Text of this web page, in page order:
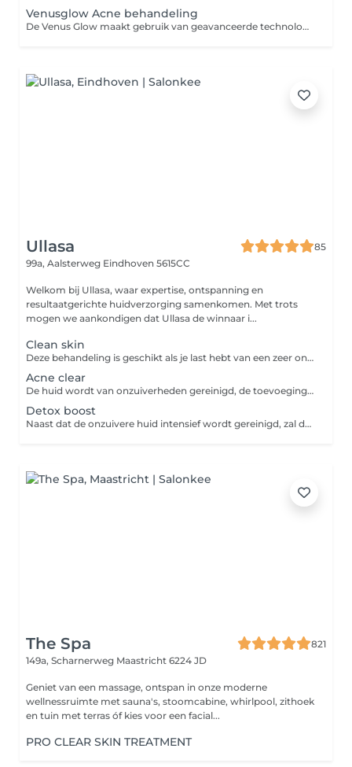
Venusglow Acne behandeling
De Venus Glow maakt gebruik van geavanceerde technologieën om de huidverzorgingservaring te verbeteren: Diepe Poriënbehandeling: De Venus Glow richt zich op het bereiken van de diepere poriën van de huid. Dit is van essentieel belang om onzuiverheden en overtollig talg effectief te verwijderen, waardoor de huid er frisser en schoner uitziet. Hydratatie: Naast het reinigen van de poriën, zorgt de behandeling ervoor dat de huid diep gehydrateerd wordt. Dit draagt bij aan een gezonde gloed en een gehydrateerde uitstraling van de huid. Huidvernieuwing: De Venus Glow stimuleert tevens de huidvernieuwing. Door de combinatie van de behandeling met verschillende technologieën worden dode huidcellen voorzichtig verwijderd, wat kan resulteren in een gladdere en stralendere huid. Bij het boeken van de behandeling kunnen er verschillende opties zijn, afhankelijk van de toevoeging van andere producten of technologieën. *De Venus Glow is een geweldige aanvulling op een acnebehandeling, vooral voor het aanpakken van comedogene acne. Deze behandeling gaat diep in de poriën om grondig te reinigen, wat bijdraagt aan het verminderen van comedogene acne. Bovendien laat de behandeling een prachtige en gezonde gloed op de huid achter, wat het resultaat nog verder verbetert. Met de Venus Glow kunt u zowel het bestrijden van acne als het bereiken van een stralende huid bereiken.
Ullasa
85
99a, Aalsterweg Eindhoven 5615CC
Welkom bij Ullasa, waar expertise, ontspanning en
resultaatgerichte huidverzorging samenkomen. Met trots
mogen we aankondigen dat Ullasa de winnaar i...
Clean skin
Deze behandeling is geschikt als je last hebt van een zeer onzuivere huid zoals veel puistjes of blackheads. Je huid wordt grondig gereinigd en hersteld van de onzuiverheden. Door deze behandeling regelmatig te ondergaan zal je huid mooi en fris blijven.
Acne clear
De huid wordt van onzuiverheden gereinigd, de toevoeging van de exfolitatie zal de huid intensiever herstellen. De toevoeging van een softpeel zal de huid gladder en zachter maken en de uitstraling verbeteren en poriën verfijnen
Detox boost
Naast dat de onzuivere huid intensief wordt gereinigd, zal de werking van de Detox peel de huid extra diep zuiveren en ontdoen van onnodige gifstoffen. De huid krijgt hierdoor een frisser uiterlijk.
The Spa
821
149a, Scharnerweg Maastricht 6224 JD
Geniet van een massage, ontspan in onze moderne
wellnessruimte met sauna's, stoomcabine, whirlpool, zithoek
en tuin met terras óf kies voor een facial...
PRO CLEAR SKIN TREATMENT